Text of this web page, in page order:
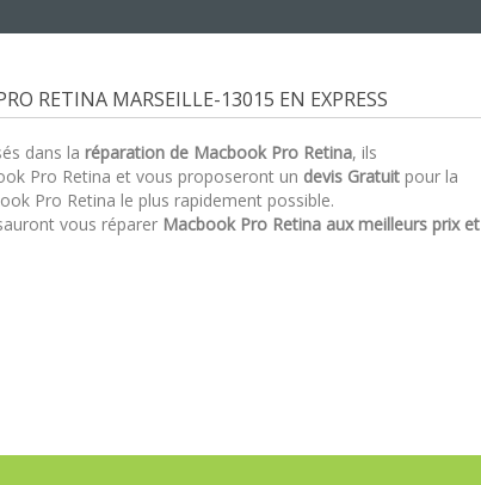
RETINA MARSEILLE-13015 EN EXPRESS
dans la réparation de Macbook Pro Retina, ils
Pro Retina et vous proposeront un devis Gratuit pour la
Pro Retina le plus rapidement possible.
vous réparer Macbook Pro Retina aux meilleurs prix et